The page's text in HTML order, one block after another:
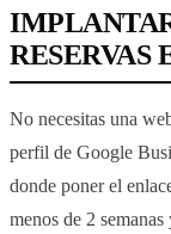
RESERVAS
No necesitas una
perfil de Google
donde poner el
menos de 2